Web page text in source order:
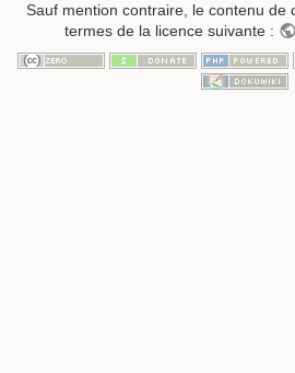
Sauf mention contraire, le contenu de
termes de la licence suivante :